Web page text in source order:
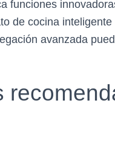
funciones
de cocina
avanzada